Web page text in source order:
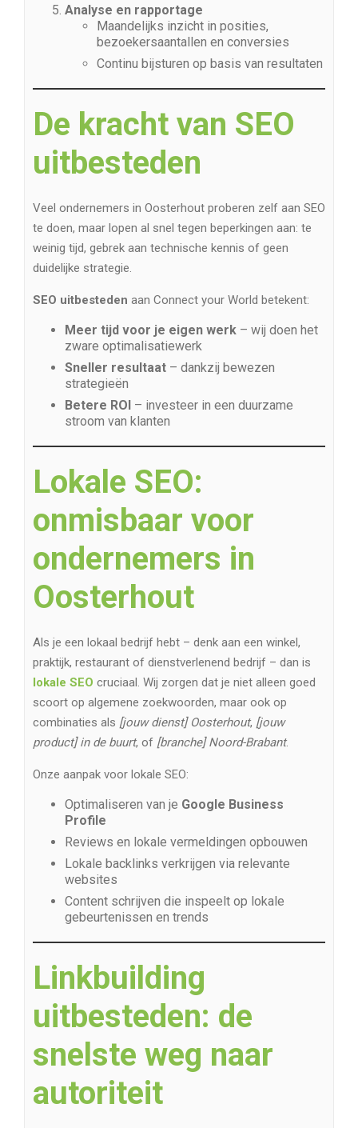
Analyse en rapportage
Maandelijks inzicht in posities,
bezoekersaantallen en conversies
Continu bijsturen op basis van resultaten
De kracht van SEO
uitbesteden
Veel ondernemers in Oosterhout proberen zelf aan SEO
te doen, maar lopen al snel tegen beperkingen aan: te
weinig tijd, gebrek aan technische kennis of geen
duidelijke strategie.
SEO uitbesteden aan Connect your World betekent:
Meer tijd voor je eigen werk – wij doen het
zware optimalisatiewerk
Sneller resultaat – dankzij bewezen
strategieën
Betere ROI – investeer in een duurzame
stroom van klanten
Lokale SEO:
onmisbaar voor
ondernemers in
Oosterhout
Als je een lokaal bedrijf hebt – denk aan een winkel,
praktijk, restaurant of dienstverlenend bedrijf – dan is
lokale SEO cruciaal. Wij zorgen dat je niet alleen goed
scoort op algemene zoekwoorden, maar ook op
combinaties als [jouw dienst] Oosterhout, [jouw
product] in de buurt, of [branche] Noord-Brabant.
Onze aanpak voor lokale SEO:
Optimaliseren van je Google Business
Profile
Reviews en lokale vermeldingen opbouwen
Lokale backlinks verkrijgen via relevante
websites
Content schrijven die inspeelt op lokale
gebeurtenissen en trends
Linkbuilding
uitbesteden: de
snelste weg naar
autoriteit